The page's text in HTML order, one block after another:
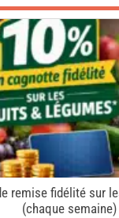
remise fidélité sur
(chaque semaine)